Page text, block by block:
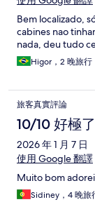
Bem localizado,
cabines nao
nada, deu tudo
Higor，2 晚旅行
旅客真實評論
10/10 好極了
2026 年 1 月 7 日
使用 Google 翻譯
Muito bom
Sidiney，4 晚旅